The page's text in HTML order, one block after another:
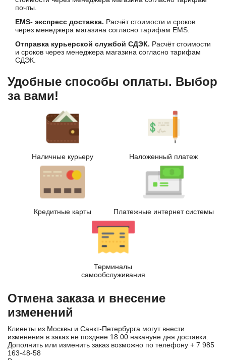
почты.
EMS- экспресс доставка. Расчёт стоимости и сроков
через менеджера магазина согласно тарифам EMS.
Отправка курьерской службой СДЭК. Расчёт стоимости
и сроков через менеджера магазина согласно тарифам
СДЭК.
Удобные способы оплаты. Выбор
за вами!
Наличные курьеру Наложенный платеж
Кредитные карты Платежные интернет системы
Терминалы
самообслуживания
Отмена заказа и внесение
изменений
Клиенты из Москвы и Санкт-Петербурга могут внести
изменения в заказ не позднее 18:00 накануне дня доставки.
Дополнить или изменить заказ возможно по телефону + 7 985
163-48-58